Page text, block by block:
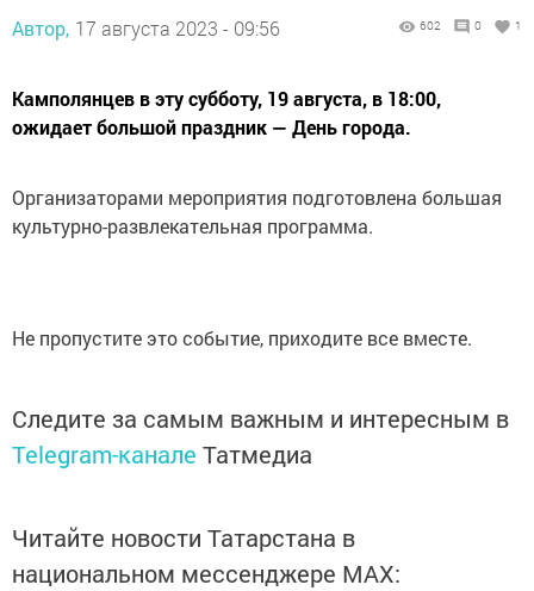
Автор, 17 августа 2023 - 09:56 602 0 1
Камполянцев в эту субботу, 19 августа, в 18:00,
ожидает большой праздник — День города.
Организаторами мероприятия подготовлена большая
культурно-развлекательная программа.
Не пропустите это событие, приходите все вместе.
Следите за самым важным и интересным в
Telegram-канале Татмедиа
Читайте новости Татарстана в
национальном мессенджере MАХ: